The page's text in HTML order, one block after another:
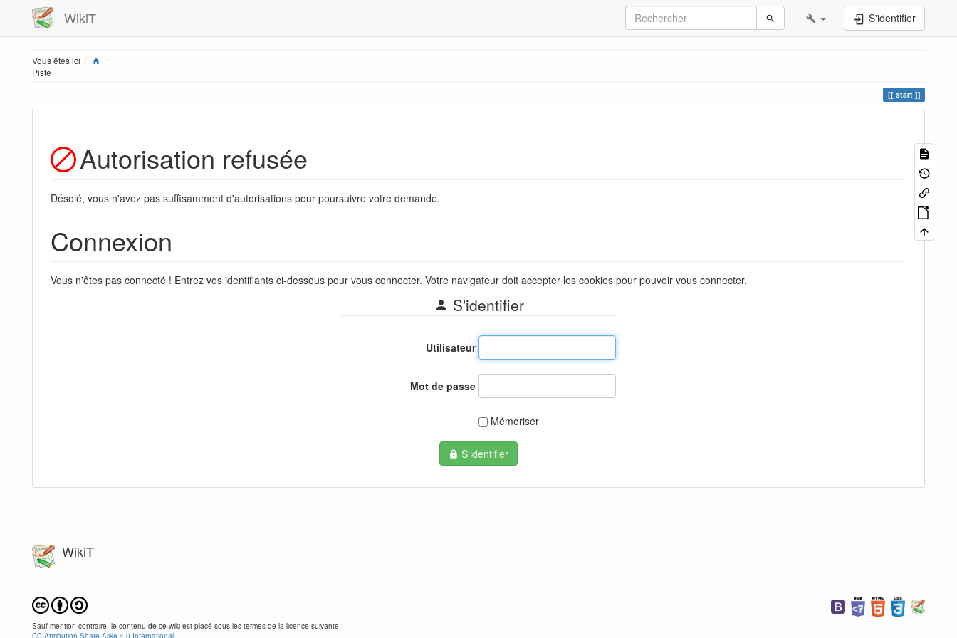
WikiT S'identifier
Vous êtes ici
Piste
start
Autorisation refusée
Désolé, vous n'avez pas suffisamment d'autorisations pour poursuivre votre demande.
Connexion
Vous n'êtes pas connecté ! Entrez vos identifiants ci-dessous pour vous connecter. Votre navigateur doit accepter les cookies pour pouvoir vous connecter.
S'identifier
Utilisateur
Mot de passe
Mémoriser
S'identifier
WikiT
Sauf mention contraire, le contenu de ce wiki est placé sous les termes de la licence suivante :
CC Attribution-Share Alike 4.0 International